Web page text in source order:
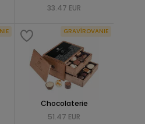
33.47 EUR
GRAVÍROVANIE
Chocolaterie
51.47 EUR